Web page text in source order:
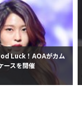
Luck！AOAがカム
ースを開催